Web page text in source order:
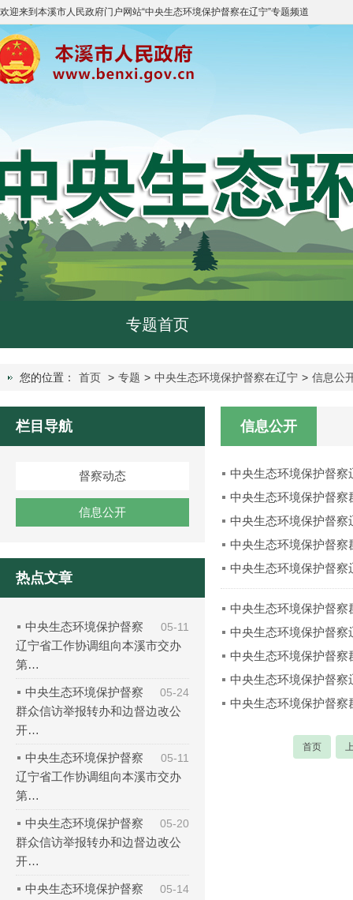
欢迎来到 本溪市人民政府门户网站“中央生态环境保护督察在辽宁”专题频道
专题首页
您的位置： 首页 > 专题 > 中央生态环境保护督察在辽宁 > 信息公
栏目导航
督察动态
信息公开
热点文章
05-11
中央生态环境保护督察
辽宁省工作协调组向本溪市交办
第…
05-24
中央生态环境保护督察
群众信访举报转办和边督边改公
开…
05-11
中央生态环境保护督察
辽宁省工作协调组向本溪市交办
第…
05-20
中央生态环境保护督察
群众信访举报转办和边督边改公
开…
05-14
中央生态环境保护督察
信息公开
中央生态环境保护督
中央生态环境保护督
中央生态环境保护督
中央生态环境保护督
中央生态环境保护督
中央生态环境保护督
中央生态环境保护督
中央生态环境保护督
中央生态环境保护督
中央生态环境保护督
首页